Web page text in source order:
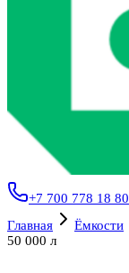
+7 700 778 18 80
Главная
Ёмкости
50 000 л